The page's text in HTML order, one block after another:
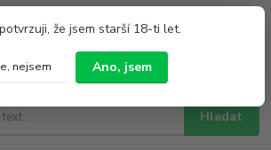
že jsem starší 18-ti let.
nejsem Ano, jsem
Hledat
- 14:00